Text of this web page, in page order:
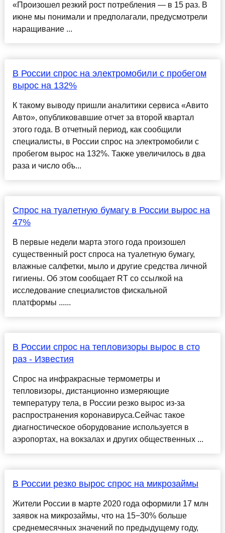
«Произошел резкий рост потребления — в 15 раз. В
июне мы понимали и предполагали, предусмотрели
наращивание ...
В России спрос на электромобили с пробегом
вырос на 132%
К такому выводу пришли аналитики сервиса «Авито
Авто», опубликовавшие отчет за второй квартал
этого года. В отчетный период, как сообщили
специалисты, в России спрос на электромобили с
пробегом вырос на 132%. Также увеличилось в два
раза и число объ...
Спрос на туалетную бумагу в России вырос на
47%
В первые недели марта этого года произошел
существенный рост спроса на туалетную бумагу,
влажные салфетки, мыло и другие средства личной
гигиены. Об этом сообщает RT со ссылкой на
исследование специалистов фискальной
платформы ......
В России спрос на тепловизоры вырос в сто
раз - Известия
Спрос на инфракрасные термометры и
тепловизоры, дистанционно измеряющие
температуру тела, в России резко вырос из-за
распространения коронавируса.Сейчас такое
диагностическое оборудование используется в
аэропортах, на вокзалах и других общественных ...
В России резко вырос спрос на микрозаймы
Жители России в марте 2020 года оформили 17 млн
заявок на микрозаймы, что на 15−30% больше
среднемесячных значений по предыдущему году,